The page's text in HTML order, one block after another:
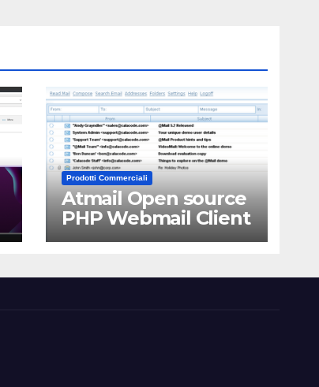
Prodotti Commerciali
Atmail Open source
PHP Webmail Client